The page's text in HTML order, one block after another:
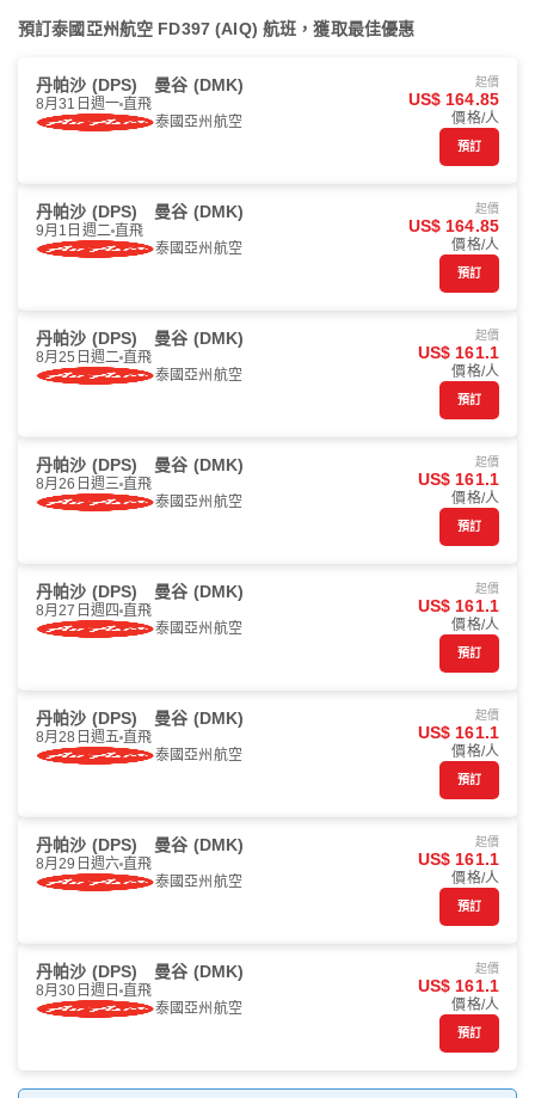
預訂泰國亞州航空 FD397 (AIQ) 航班，獲取最佳優惠
丹帕沙 (DPS) 曼谷 (DMK)
8月31日週一 直飛
泰國亞州航空
起價
US$ 164.85
價格/人
預訂
丹帕沙 (DPS) 曼谷 (DMK)
9月1日週二 直飛
泰國亞州航空
起價
US$ 164.85
價格/人
預訂
丹帕沙 (DPS) 曼谷 (DMK)
8月25日週二 直飛
泰國亞州航空
起價
US$ 161.1
價格/人
預訂
丹帕沙 (DPS) 曼谷 (DMK)
8月26日週三 直飛
泰國亞州航空
起價
US$ 161.1
價格/人
預訂
丹帕沙 (DPS) 曼谷 (DMK)
8月27日週四 直飛
泰國亞州航空
起價
US$ 161.1
價格/人
預訂
丹帕沙 (DPS) 曼谷 (DMK)
8月28日週五 直飛
泰國亞州航空
起價
US$ 161.1
價格/人
預訂
丹帕沙 (DPS) 曼谷 (DMK)
8月29日週六 直飛
泰國亞州航空
起價
US$ 161.1
價格/人
預訂
丹帕沙 (DPS) 曼谷 (DMK)
8月30日週日 直飛
泰國亞州航空
起價
US$ 161.1
價格/人
預訂